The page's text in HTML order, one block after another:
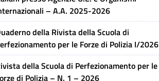
– A.A. 2025-2026
della Rivista della Scuola di
per le Forze di Polizia I/2026
della Scuola di Perfezionamento per le
di Polizia – N. 1 – 2026